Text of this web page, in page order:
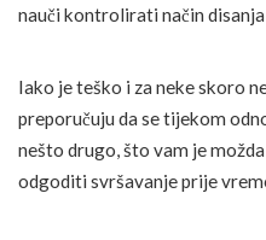
nauči kontrolirati način disanja
Iako je teško i za neke skoro
preporučuju da se tijekom
nešto drugo, što vam je
odgoditi svršavanje prije